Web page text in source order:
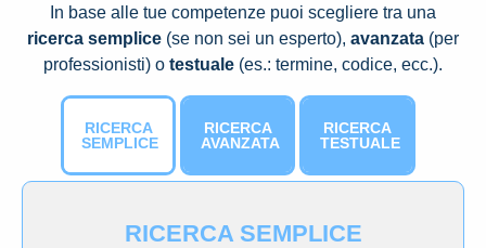
In base alle tue competenze puoi scegliere tra una
ricerca semplice (se non sei un esperto), avanzata (per
professionisti) o testuale (es.: termine, codice, ecc.).
RICERCA
SEMPLICE
RICERCA
AVANZATA
RICERCA
TESTUALE
RICERCA SEMPLICE